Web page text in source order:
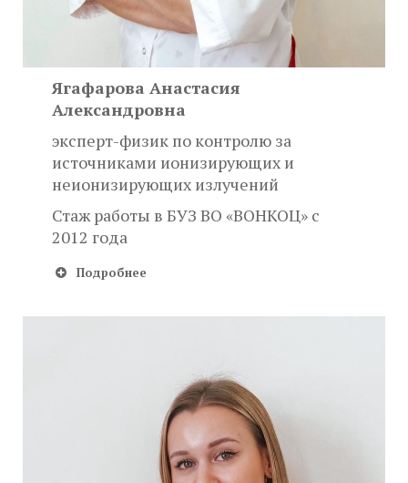
Ягафарова Анастасия
Александровна
эксперт-физик по контролю за
источниками ионизирующих и
неионизирующих излучений
Стаж работы в БУЗ ВО «ВОНКОЦ» с
2012 года
Подробнее